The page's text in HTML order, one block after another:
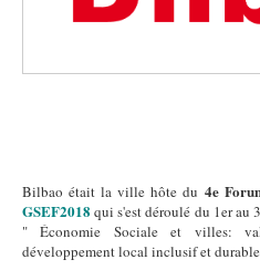
Bilbao était la ville hôte du 4e
GSEF2018 qui s'est déroulé du 1er au
" Économie Sociale et villes:
développement local inclusif et